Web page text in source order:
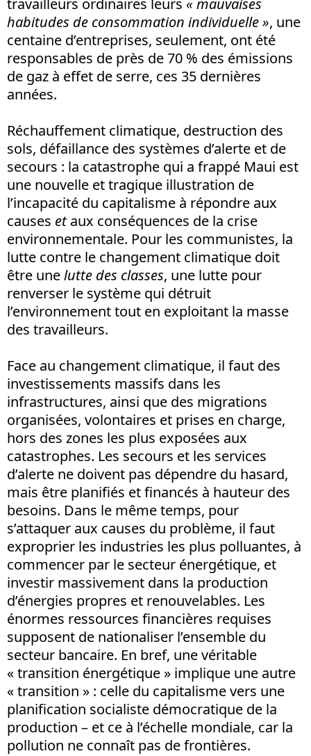
travailleurs ordinaires leurs « mauvaises
habitudes de consommation individuelle », une
centaine d’entreprises, seulement, ont été
responsables de près de 70 % des émissions
de gaz à effet de serre, ces 35 dernières
années.
Réchauffement climatique, destruction des
sols, défaillance des systèmes d’alerte et de
secours : la catastrophe qui a frappé Maui est
une nouvelle et tragique illustration de
l’incapacité du capitalisme à répondre aux
causes etaux conséquences de la crise
environnementale. Pour les communistes, la
lutte contre le changement climatique doit
être unelutte des classes, une lutte pour
renverser le système qui détruit
l’environnement tout en exploitant la masse
des travailleurs.
Face au changement climatique, il faut des
investissements massifs dans les
infrastructures, ainsi que des migrations
organisées, volontaires et prises en charge,
hors des zones les plus exposées aux
catastrophes. Les secours et les services
d’alerte ne doivent pas dépendre du hasard,
mais être planifiés et financés à hauteur des
besoins. Dans le même temps, pour
s’attaquer aux causes du problème, il faut
exproprier les industries les plus polluantes, à
commencer par le secteur énergétique, et
investir massivement dans la production
d’énergies propres et renouvelables. Les
énormes ressources financières requises
supposent de nationaliser l’ensemble du
secteur bancaire. En bref, une véritable
« transition énergétique » implique une autre
« transition » : celle du capitalisme vers une
planification socialiste démocratique de la
production – et ce à l’échelle mondiale, car la
pollution ne connaît pas de frontières.